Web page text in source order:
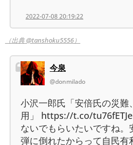
2022-07-08 20:19:22
（出典 @tanshoku5556）
今泉
@donmilado
小沢一郎氏「安倍氏の災難
用」 https://t.co/
ないでもらいたいですね。
弾に倒れたからって自民有